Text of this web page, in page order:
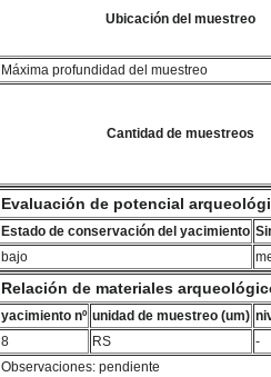
Ubicación del muestreo
Máxima profundidad del muestreo
Cantidad de muestreos
Evaluación de potencial
Estado de conservación del yacimiento
bajo
Relación de materiales
yacimiento nº unidad de muestreo (um)
8
RS
-
Observaciones: pendiente